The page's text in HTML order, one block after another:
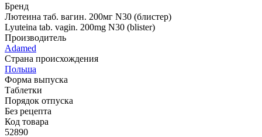
Бренд
Лютеина таб. вагин. 200мг N30 (блистер)
Lyuteina tab. vagin. 200mg N30 (blister)
Производитель
Adamed
Страна происхождения
Польша
Форма выпуска
Таблетки
Порядок отпуска
Без рецепта
Код товара
52890